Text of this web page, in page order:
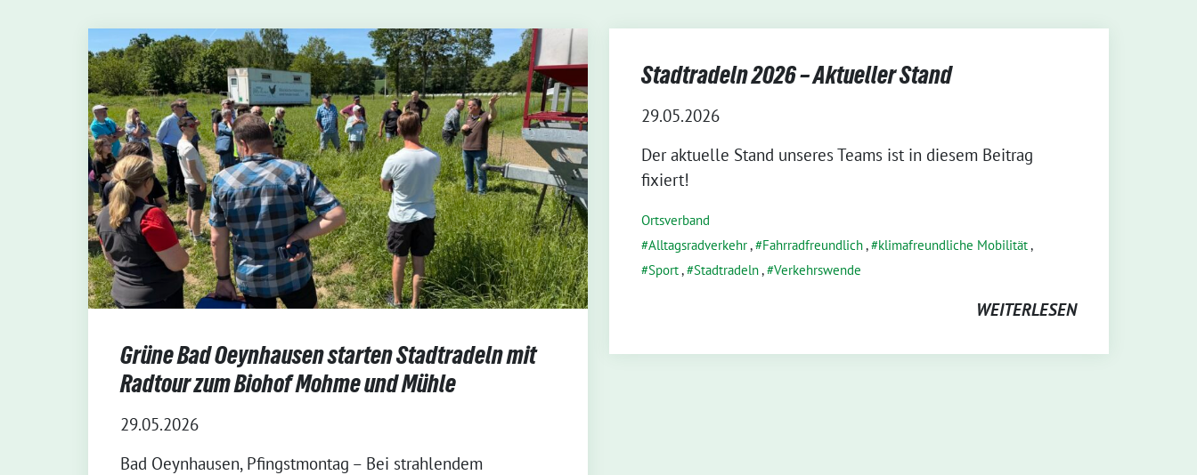
Grüne Bad Oeynhausen starten Stadtradeln mit
Radtour zum Biohof Mohme und Mühle
29.05.2026
Bad Oeynhausen, Pfingstmontag – Bei strahlendem
Stadtradeln 2026 – Aktueller Stand
29.05.2026
Der aktuelle Stand unseres Teams ist in diesem Beitrag
fixiert!
Ortsverband
Alltagsradverkehr, Fahrradfreundlich, klimafreundliche Mobilität,
Sport, Stadtradeln, Verkehrswende
WEITERLESEN